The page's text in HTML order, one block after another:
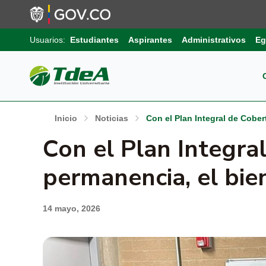
Usuarios: Estudiantes Aspirantes Administrativos
Inicio Noticias Con el Plan Integral de
Con el Plan
permanencia, el
14 mayo, 2026